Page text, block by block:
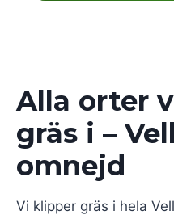
Alla orter
gräs i –
omnejd
Vi klipper gräs i hela